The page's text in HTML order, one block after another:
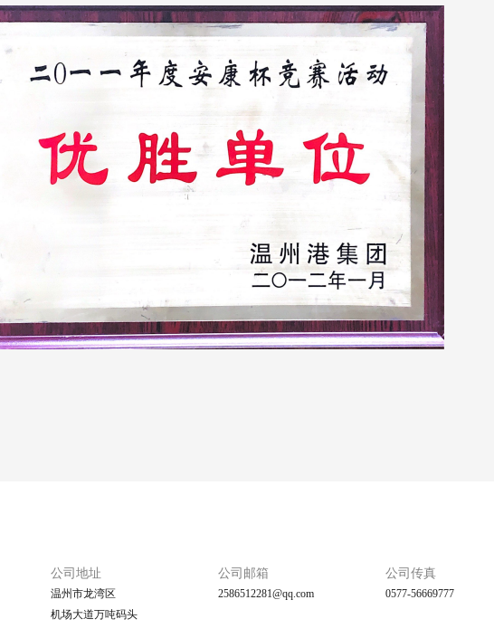
公司地址
温州市龙湾区
机场大道万吨码头
公司邮箱
2586512281@qq.com
公司传真
0577-56669777